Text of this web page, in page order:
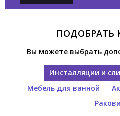
ПОДОБРАТЬ
Вы можете выбрать
Инсталляции и
Мебель для ванной